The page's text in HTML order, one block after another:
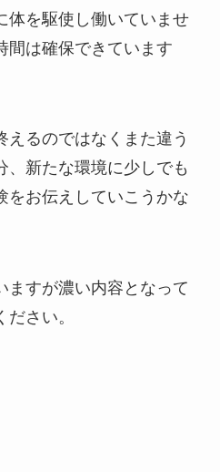
体を駆使し働いていませ
間は確保できています
えるのではなくまた違う
、新たな環境に少しでも
をお伝えしていこうかな
ますが濃い内容となって
さい。